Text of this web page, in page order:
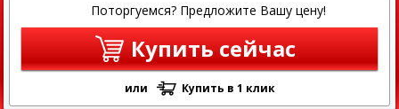
Поторгуемся? Предложите Вашу цену!
Купить сейчас
или Купить в 1 клик